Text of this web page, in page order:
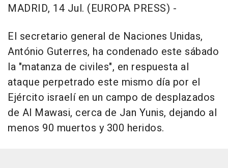
MADRID, 14 Jul. (EUROPA PRESS) -
El secretario general de Naciones Unidas,
António Guterres, ha condenado este sábado
la "matanza de civiles", en respuesta al
ataque perpetrado este mismo día por el
Ejército israelí en un campo de desplazados
de Al Mawasi, cerca de Jan Yunis, dejando al
menos 90 muertos y 300 heridos.